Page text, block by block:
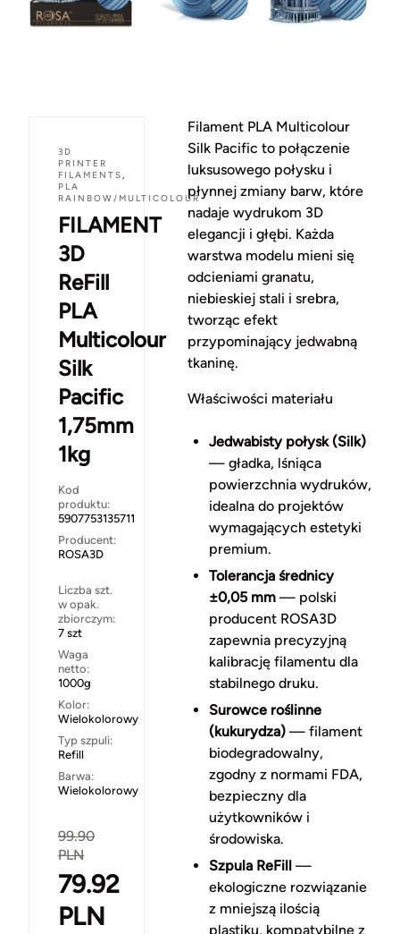
3D
PRINTER
FILAMENTS,
PLA
RAINBOW/MULTICOLOUR
FILAMENT
3D
ReFill
PLA
Multicolour
Silk
Pacific
1,75mm
1kg
Kod
produktu:
5907753135711
Producent:
ROSA3D
Liczba szt.
w opak.
zbiorczym:
7 szt
Waga
netto:
1000g
Kolor:
Wielokolorowy
Typ szpuli:
Refill
Barwa:
Wielokolorowy
99.90
PLN
79.92
PLN
Filament PLA Multicolour
Silk Pacific to połączenie
luksusowego połysku i
płynnej zmiany barw, które
nadaje wydrukom 3D
elegancji i głębi. Każda
warstwa modelu mieni się
odcieniami granatu,
niebieskiej stali i srebra,
tworząc efekt
przypominający jedwabną
tkaninę.
Właściwości materiału
Jedwabisty połysk (Silk)
— gładka, lśniąca
powierzchnia wydruków,
idealna do projektów
wymagających estetyki
premium.
Tolerancja średnicy
±0,05 mm— polski
producent ROSA3D
zapewnia precyzyjną
kalibrację filamentu dla
stabilnego druku.
Surowce roślinne
(kukurydza)— filament
biodegradowalny,
zgodny z normami FDA,
bezpieczny dla
użytkowników i
środowiska.
Szpula ReFill—
ekologiczne rozwiązanie
z mniejszą ilością
plastiku, kompatybilne z